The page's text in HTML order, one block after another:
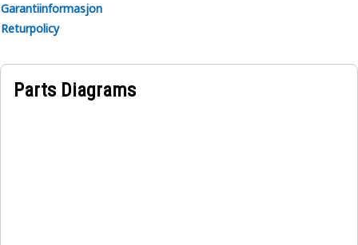
Garantiinformasjon
Returpolicy
Parts Diagrams